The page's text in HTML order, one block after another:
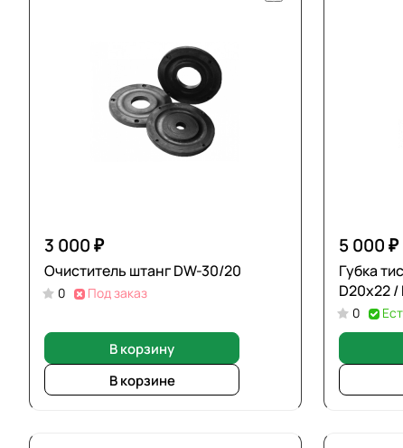
3 000 ₽
Очиститель штанг DW-30/20
0 Под заказ
В корзину
В корзине
5 000 ₽
Губка
D20х22 /
0